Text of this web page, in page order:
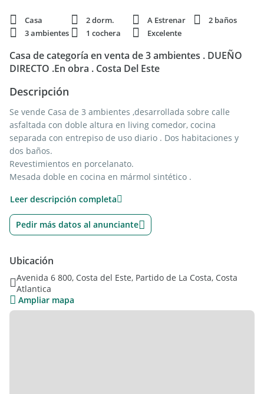
Casa 2 dorm. A Estrenar
2 baños
3 ambientes
1 cochera Excelente
Casa de categoría en venta de 3 ambientes . DUEÑO
DIRECTO .En obra . Costa Del Este
Descripción
Se vende Casa de 3 ambientes ,desarrollada sobre calle
asfaltada con doble altura en living comedor, cocina
separada con entrepiso de uso diario . Dos habitaciones y
dos baños.
Revestimientos en porcelanato.
Mesada doble en cocina en mármol sintético .
Caldera dual instalada
Aberturas en línea Modena Doble vidriado hermético
Hermoso espacio exterior tipo terraza , que se une con la
Gran parque, Sobre lote propio de 15x34
Finalización de obra AGOSTO 2026
Leer descripción completa
Pedir más datos al anunciante
Ubicación
Avenida 6 800, Costa del Este, Partido de La Costa, Costa
Atlantica
Ampliar mapa